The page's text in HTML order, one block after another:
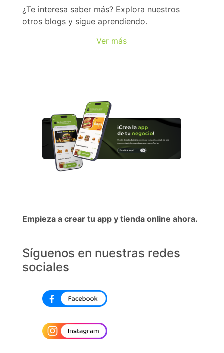
¿Te interesa saber más? Explora nuestros
otros blogs y sigue aprendiendo.
Ver más
Empieza a crear tu app y tienda online ahora.
Síguenos en nuestras redes
sociales